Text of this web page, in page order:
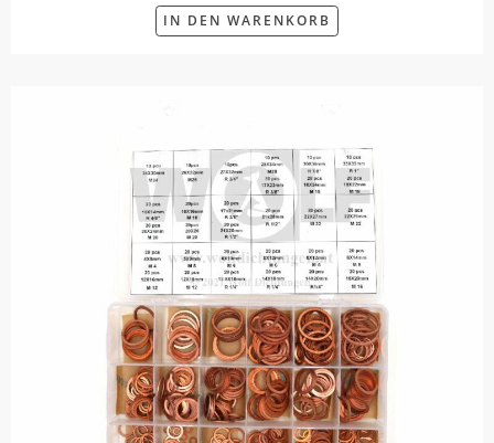
IN DEN WARENKORB